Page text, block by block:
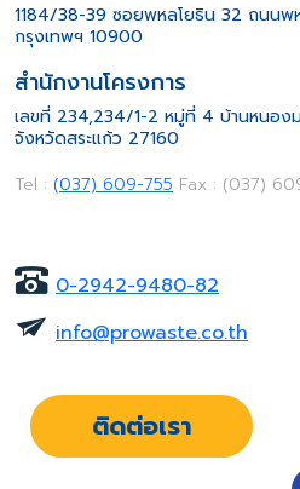
1184/38-39 ซอยพหลโยธิน 32 ถนนพ
กรุงเทพฯ 10900
สำนักงานโครงการ
เลขที่ 234,234/1-2 หมู่ที่ 4 บ้านหนอง
จังหวัดสระแก้ว 27160
Tel : (037) 609-755 Fax : (037)
0-2942-9480-82
info@prowaste.co.th
ติดต่อเรา